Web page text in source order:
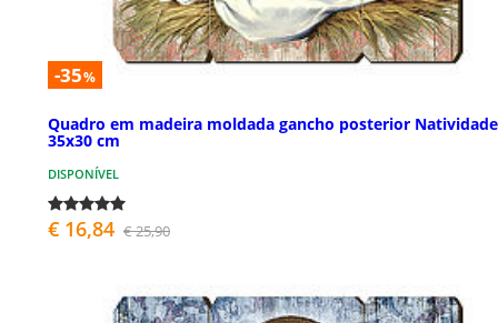
-35%
Quadro em madeira moldada gancho posterior Natividade
35x30 cm
DISPONÍVEL
€ 16,84 € 25,90